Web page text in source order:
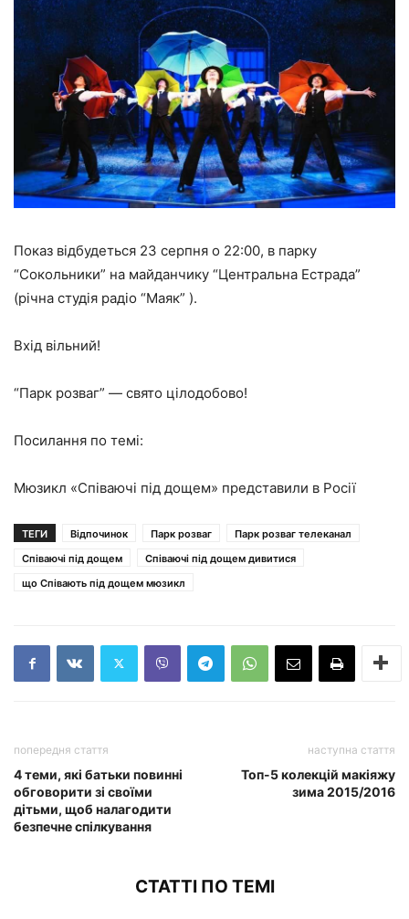
Показ відбудеться 23 серпня о 22:00, в парку
“Сокольники” на майданчику “Центральна Естрада”
(річна студія радіо “Маяк” ).
Вхід вільний!
“Парк розваг” — свято цілодобово!
Посилання по темі:
Мюзикл «Співаючі під дощем» представили в Росії
ТЕГИ Відпочинок Парк розваг
Парк розваг телеканал
Співаючі під дощем
Співаючі під дощем дивитися
що Співають під дощем мюзикл
попередня стаття
4 теми, які батьки повинні
обговорити зі своїми
дітьми, щоб налагодити
безпечне спілкування
наступна стаття
Топ-5 колекцій макіяжу
зима 2015/2016
СТАТТІ ПО ТЕМІ